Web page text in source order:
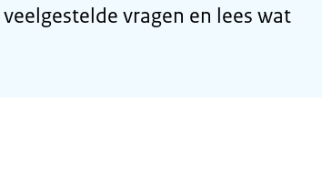
vragen en lees wat